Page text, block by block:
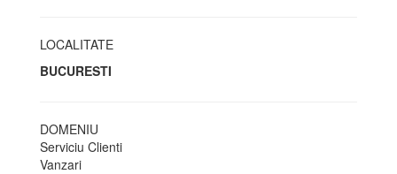
LOCALITATE
BUCURESTI
DOMENIU
Serviciu Clienti
Vanzari